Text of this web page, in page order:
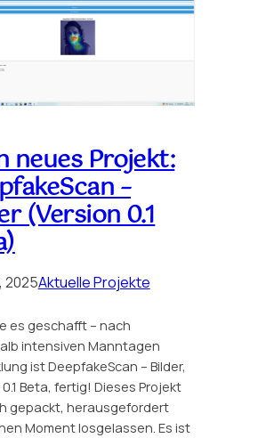
neues Projekt:
–
(Version 0.1
2025Aktuelle Projekte
es geschafft – nach
intensiven Manntagen
ist DeepfakeScan – Bilder,
Beta, fertig! Dieses Projekt
gepackt, herausgefordert
Moment losgelassen. Es ist